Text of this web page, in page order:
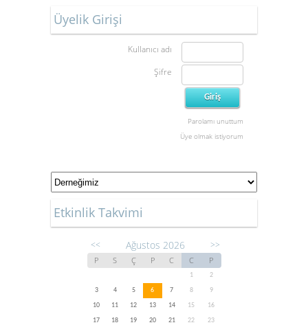
Üyelik Girişi
Kullanıcı adı
Şifre
Parolamı unuttum
Üye olmak istiyorum
Etkinlik Takvimi
<< Ağustos 2026 >>
P S Ç P C C P
1
2
3
4 5 6 7 8
9
10
11 12 13 14 15
16
17
18 19 20 21 22
23